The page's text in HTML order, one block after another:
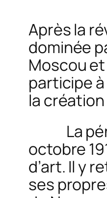
Après la
dominée
Moscou et
participe
la
La
octobre
d’art. Il y
ses